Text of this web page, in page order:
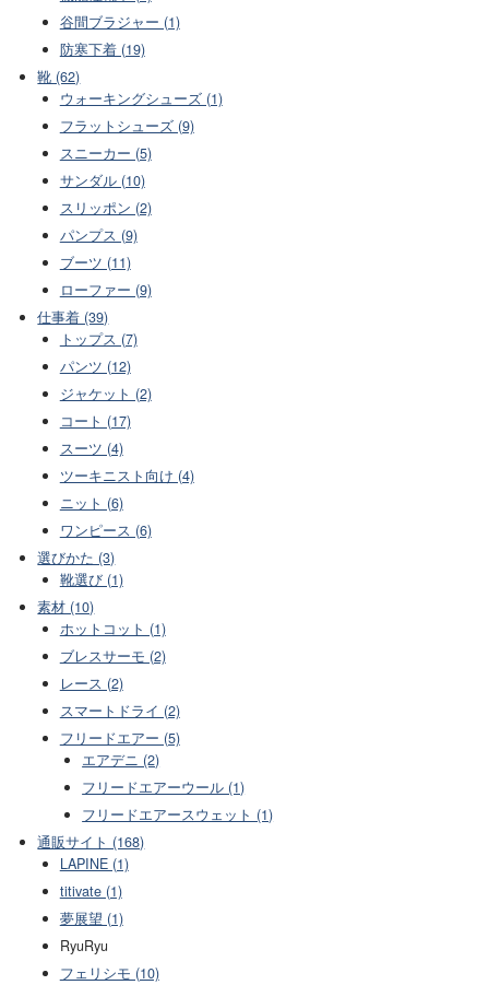
谷間ブラジャー (1)
防寒下着 (19)
靴 (62)
ウォーキングシューズ (1)
フラットシューズ (9)
スニーカー (5)
サンダル (10)
スリッポン (2)
パンプス (9)
ブーツ (11)
ローファー (9)
仕事着 (39)
トップス (7)
パンツ (12)
ジャケット (2)
コート (17)
スーツ (4)
ツーキニスト向け (4)
ニット (6)
ワンピース (6)
選びかた (3)
靴選び (1)
素材 (10)
ホットコット (1)
ブレスサーモ (2)
レース (2)
スマートドライ (2)
フリードエアー (5)
エアデニ (2)
フリードエアーウール (1)
フリードエアースウェット (1)
通販サイト (168)
LAPINE (1)
titivate (1)
夢展望 (1)
RyuRyu
フェリシモ (10)